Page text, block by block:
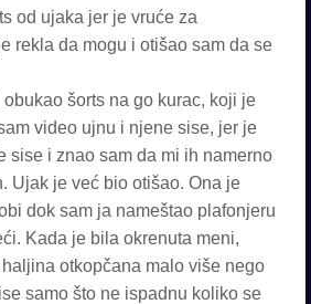
od ujaka jer je vruće za
rekla da mogu i otišao sam da se
šorts na go kurac, koji je
video ujnu i njene sise, jer je
sise i znao sam da mi ih namerno
Ujak je već bio otišao. Ona je
dok sam ja nameštao plafonjeru
Kada je bila okrenuta meni,
otkopčana malo više nego
samo što ne ispadnu koliko se